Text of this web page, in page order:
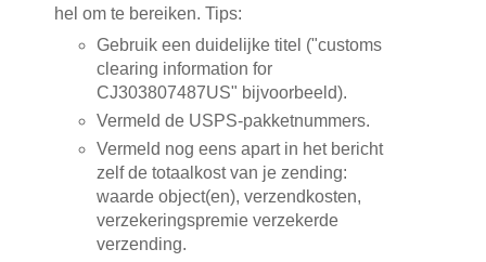
hel om te bereiken. Tips:
Gebruik een duidelijke titel ("customs
clearing information for
CJ303807487US" bijvoorbeeld).
Vermeld de USPS-pakketnummers.
Vermeld nog eens apart in het bericht
zelf de totaalkost van je zending:
waarde object(en), verzendkosten,
verzekeringspremie verzekerde
verzending.